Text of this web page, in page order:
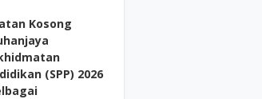
Kosong
(SPP) 2026